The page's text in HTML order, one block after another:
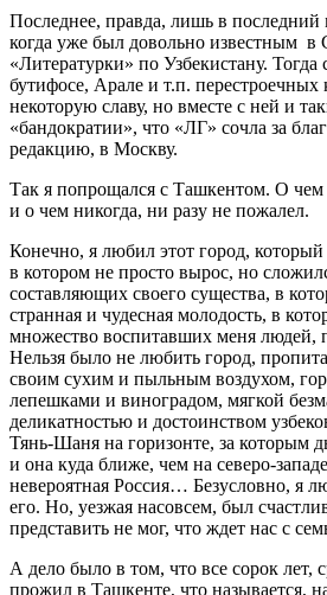
Последнее, правда, лишь в последний
когда уже был довольно известным в
«Литературки» по Узбекистану.
бутифосе, Арале и т.п.
некоторую славу, но вместе с ней и
«бандократии», что «ЛГ» сочла за
редакцию, в Москву.
Так я попрощался с Ташкентом. О чем
и о чем никогда, ни разу не пожалел.
Конечно, я любил этот город, который
в котором не просто вырос, но
составляющих своего существа, в
странная и чудесная молодость, в
множество воспитавших меня людей,
Нельзя было не любить город,
своим сухим и пыльным воздухом,
лепешками и виноградом, мягкой
деликатностью и достоинством
Тянь-Шаня на горизонте, за которым
и она куда ближе, чем на северо-
невероятная Россия… Безусловно, я
его. Но, уезжая насовсем, был
представить не мог, что ждет нас с
А дело было в том, что все сорок лет,
прожил в Ташкенте, что называется,